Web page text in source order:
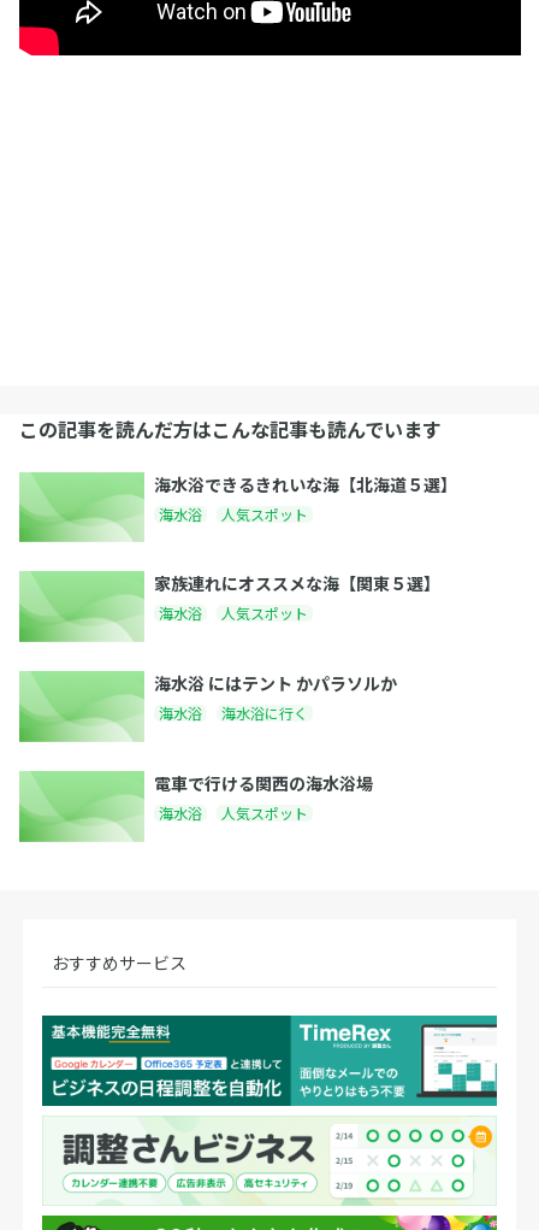
この記事を読んだ方はこんな記事も読んでいます
海水浴できるきれいな海【北海道５選】
海水浴 人気スポット
家族連れにオススメな海【関東５選】
海水浴 人気スポット
海水浴 にはテント かパラソルか
海水浴 海水浴に行く
電車で行ける関西の海水浴場
海水浴 人気スポット
おすすめサービス